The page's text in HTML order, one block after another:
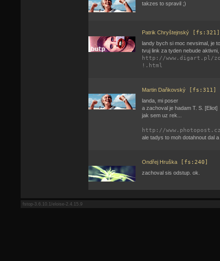
takzes to spravil ;)
Patrik Chryštejnský [fs:321]
landy bych si moc nevsimal, je
tvuj link za tyden nebude
http://www.digart.pl/zoom/
!.html
Martin Daňkovský [fs:311]
landa, mi poser
a zachoval je hadam T. S. [Eliot]
jak sem uz rek...
http://
ale tadys to moh dotahnout dal
Ondřej Hruška [fs:240]
zachoval sis odstup. ok.
fstop-3.6.10.1/eloise-2.4.15.9